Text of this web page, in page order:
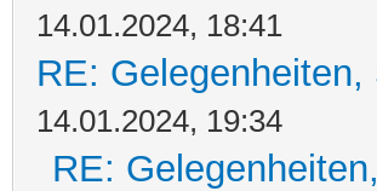
14.01.2024, 18:41
RE:
14.01.2024, 19:34
RE: